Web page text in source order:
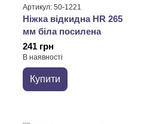
Артикул: 50-1221
Ніжка відкидна HR 265
мм біла посилена
241 грн
В наявності
Купити